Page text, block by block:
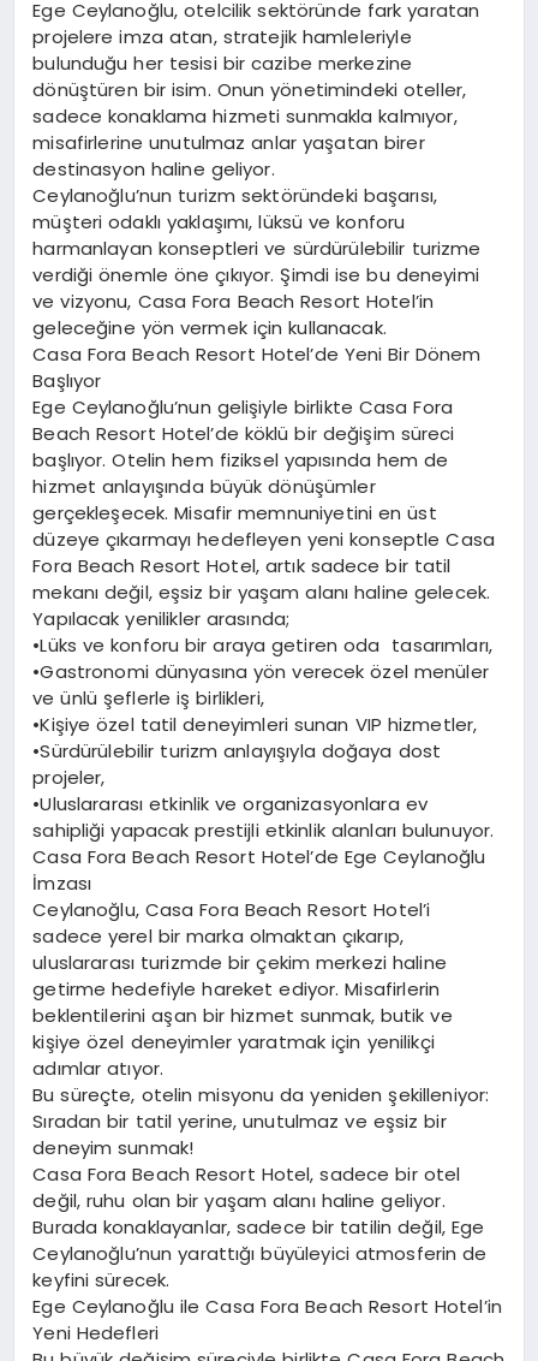
Ege Ceylanoğlu, otelcilik sektöründe fark yaratan
projelere imza atan, stratejik hamleleriyle
bulunduğu her tesisi bir cazibe merkezine
dönüştüren bir isim. Onun yönetimindeki oteller,
sadece konaklama hizmeti sunmakla kalmıyor,
misafirlerine unutulmaz anlar yaşatan birer
destinasyon haline geliyor.
Ceylanoğlu’nun turizm sektöründeki başarısı,
müşteri odaklı yaklaşımı, lüksü ve konforu
harmanlayan konseptleri ve sürdürülebilir turizme
verdiği önemle öne çıkıyor. Şimdi ise bu deneyimi
ve vizyonu, Casa Fora Beach Resort Hotel’in
geleceğine yön vermek için kullanacak.
Casa Fora Beach Resort Hotel’de Yeni Bir Dönem
Başlıyor
Ege Ceylanoğlu’nun gelişiyle birlikte Casa Fora
Beach Resort Hotel’de köklü bir değişim süreci
başlıyor. Otelin hem fiziksel yapısında hem de
hizmet anlayışında büyük dönüşümler
gerçekleşecek. Misafir memnuniyetini en üst
düzeye çıkarmayı hedefleyen yeni konseptle Casa
Fora Beach Resort Hotel, artık sadece bir tatil
mekanı değil, eşsiz bir yaşam alanı haline gelecek.
Yapılacak yenilikler arasında;
•Lüks ve konforu bir araya getiren oda tasarımları,
•Gastronomi dünyasına yön verecek özel menüler
ve ünlü şeflerle iş birlikleri,
•Kişiye özel tatil deneyimleri sunan VIP hizmetler,
•Sürdürülebilir turizm anlayışıyla doğaya dost
projeler,
•Uluslararası etkinlik ve organizasyonlara ev
sahipliği yapacak prestijli etkinlik alanları bulunuyor.
Casa Fora Beach Resort Hotel’de Ege Ceylanoğlu
İmzası
Ceylanoğlu, Casa Fora Beach Resort Hotel’i
sadece yerel bir marka olmaktan çıkarıp,
uluslararası turizmde bir çekim merkezi haline
getirme hedefiyle hareket ediyor. Misafirlerin
beklentilerini aşan bir hizmet sunmak, butik ve
kişiye özel deneyimler yaratmak için yenilikçi
adımlar atıyor.
Bu süreçte, otelin misyonu da yeniden şekilleniyor:
Sıradan bir tatil yerine, unutulmaz ve eşsiz bir
deneyim sunmak!
Casa Fora Beach Resort Hotel, sadece bir otel
değil, ruhu olan bir yaşam alanı haline geliyor.
Burada konaklayanlar, sadece bir tatilin değil, Ege
Ceylanoğlu’nun yarattığı büyüleyici atmosferin de
keyfini sürecek.
Ege Ceylanoğlu ile Casa Fora Beach Resort Hotel’in
Yeni Hedefleri